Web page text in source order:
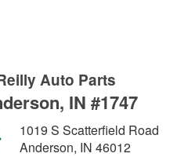
Auto Parts
IN #1747
1019 S Scatterfield Road
Anderson, IN 46012